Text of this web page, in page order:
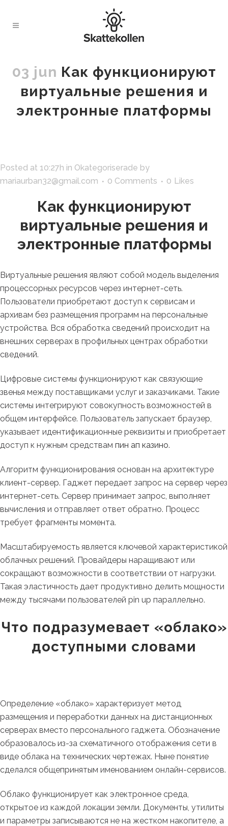
03 jun Как функционируют
виртуальные решения и
электронные платформы
Posted at 10:27h in Okategoriserade by
mariaurban32@gmail.com
0 Comments 0 Likes
Как функционируют
виртуальные решения и
электронные платформы
Виртуальные решения являют собой модель выделения
процессорных ресурсов через интернет-сеть.
Пользователи приобретают доступ к сервисам и
архивам без размещения программ на персональные
устройства. Вся обработка сведений происходит на
внешних серверах в профильных центрах обработки
сведений.
Цифровые системы функционируют как связующие
звенья между поставщиками услуг и заказчиками. Такие
системы интегрируют совокупность возможностей в
общем интерфейсе. Пользователь запускает браузер,
указывает идентификационные реквизиты и приобретает
доступ к нужным средствам пин ап казино.
Алгоритм функционирования основан на архитектуре
клиент-сервер. Гаджет передает запрос на сервер через
интернет-сеть. Сервер принимает запрос, выполняет
вычисления и отправляет ответ обратно. Процесс
требует фрагменты момента.
Масштабируемость является ключевой характеристикой
облачных решений. Провайдеры наращивают или
сокращают возможности в соответствии от нагрузки.
Такая эластичность дает продуктивно делить мощности
между тысячами пользователей pin up параллельно.
Что подразумевает «облако»
доступными словами
Определение «облако» характеризует метод
размещения и переработки данных на дистанционных
серверах вместо персонального гаджета. Обозначение
образовалось из-за схематичного отображения сети в
виде облака на технических чертежах. Ныне понятие
сделался общепринятым именованием онлайн-сервисов.
Облако функционирует как электронное среда,
открытое из каждой локации земли. Документы, утилиты
и параметры записываются не на жестком накопителе, а